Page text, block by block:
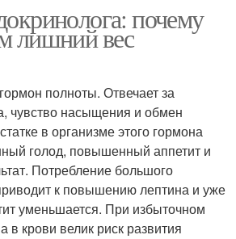
почему
лишний вес
полноты. Отвечает за
чувство насыщения и обмен
в организме этого гормона
голод, повышенный аппетит и
Потребление большого
к повышению лептина и уже
уменьшается. При избыточном
в крови велик риск развития